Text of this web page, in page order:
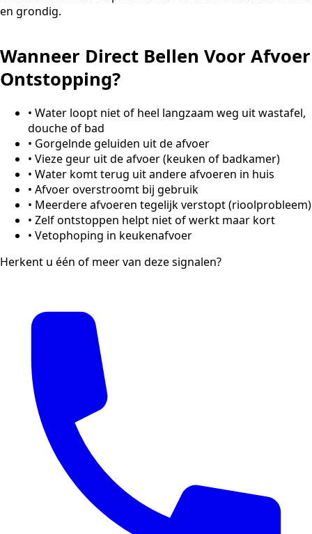
en grondig.
Wanneer Direct Bellen Voor Afvoer
Ontstopping?
• Water loopt niet of heel langzaam weg uit wastafel,
douche of bad
• Gorgelnde geluiden uit de afvoer
• Vieze geur uit de afvoer (keuken of badkamer)
• Water komt terug uit andere afvoeren in huis
• Afvoer overstroomt bij gebruik
• Meerdere afvoeren tegelijk verstopt (rioolprobleem)
• Zelf ontstoppen helpt niet of werkt maar kort
• Vetophoping in keukenafvoer
Herkent u één of meer van deze signalen?